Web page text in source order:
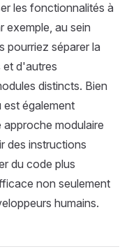
les fonctionnalités à
exemple, au sein
pourriez séparer la
et d'autres
distincts. Bien
est également
modulaire
des instructions
du code plus
non seulement
humains.